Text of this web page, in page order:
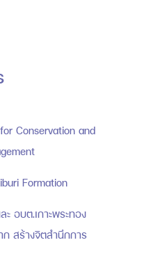
Conservation and
Formation
อบต.เกาะพระทอง
สร้างจิตสำนึกการ